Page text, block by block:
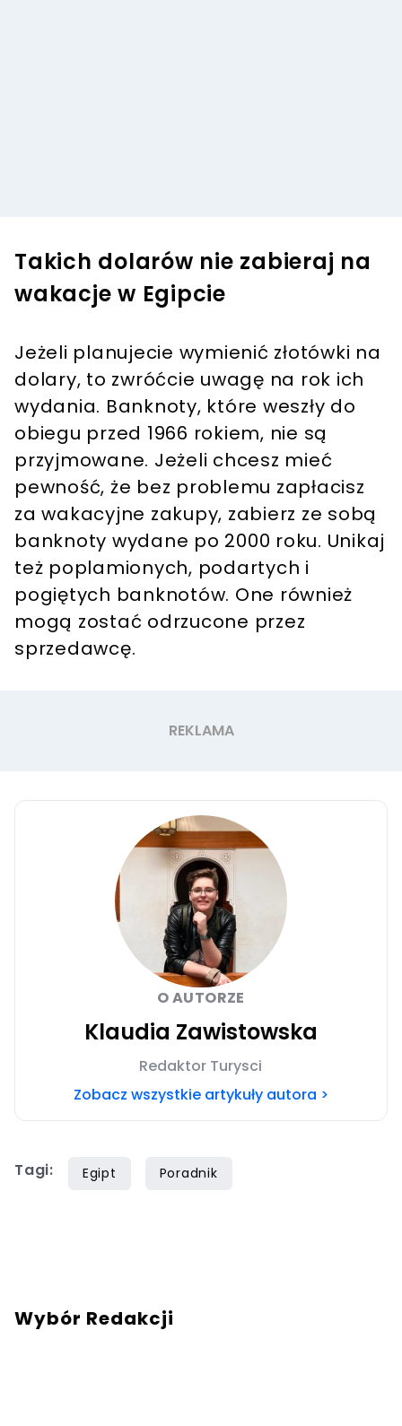
Takich dolarów nie zabieraj na
wakacje w Egipcie
Jeżeli planujecie wymienić złotówki na
dolary, to zwróćcie uwagę na rok ich
wydania. Banknoty, które weszły do
obiegu przed 1966 rokiem, nie są
przyjmowane. Jeżeli chcesz mieć
pewność, że bez problemu zapłacisz
za wakacyjne zakupy, zabierz ze sobą
banknoty wydane po 2000 roku. Unikaj
też poplamionych, podartych i
pogiętych banknotów. One również
mogą zostać odrzucone przez
sprzedawcę.
O AUTORZE
Klaudia Zawistowska
Redaktor Turysci
Zobacz wszystkie artykuły autora >
Tagi: Egipt Poradnik
Wybór Redakcji